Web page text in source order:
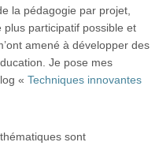
la pédagogie par projet,
plus participatif possible et
amené à développer des
Je pose mes
« Techniques innovantes
sont